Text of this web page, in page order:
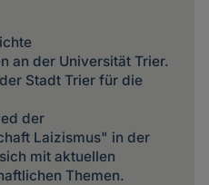
an der Universität Trier.
Stadt Trier für die
der
Laizismus" in der
mit aktuellen
Themen.